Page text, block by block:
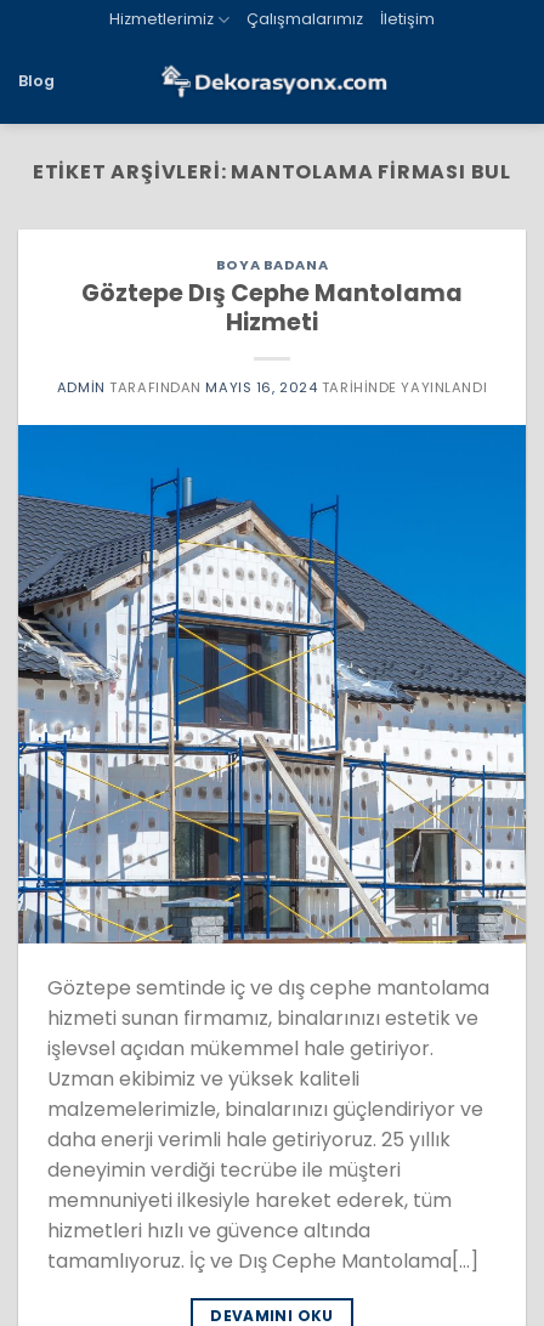
Hizmetlerimiz Çalışmalarımız İletişim
Blog
ETIKET ARŞIVLERI: MANTOLAMA FIRMASI BUL
BOYA BADANA
Göztepe Dış Cephe Mantolama
Hizmeti
ADMIN TARAFINDAN MAYIS 16, 2024 TARIHINDE YAYINLANDI
Göztepe semtinde iç ve dış cephe mantolama
hizmeti sunan firmamız, binalarınızı estetik ve
işlevsel açıdan mükemmel hale getiriyor.
Uzman ekibimiz ve yüksek kaliteli
malzemelerimizle, binalarınızı güçlendiriyor ve
daha enerji verimli hale getiriyoruz. 25 yıllık
deneyimin verdiği tecrübe ile müşteri
memnuniyeti ilkesiyle hareket ederek, tüm
hizmetleri hızlı ve güvence altında
tamamlıyoruz. İç ve Dış Cephe Mantolama[…]
DEVAMINI OKU